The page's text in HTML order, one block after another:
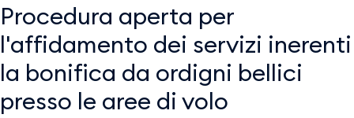
Procedura aperta per
l'affidamento dei servizi inerenti
la bonifica da ordigni bellici
presso le aree di volo